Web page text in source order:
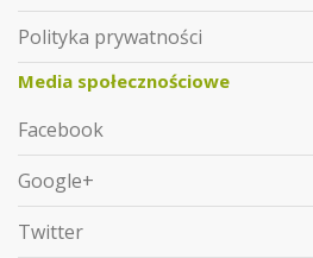
Polityka prywatności
Media społecznościowe
Facebook
Google+
Twitter